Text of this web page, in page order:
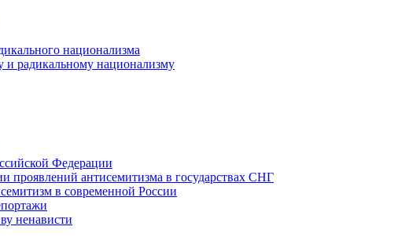
национализма
и радикальному национализму
Федерации
проявлений антисемитизма в государствах СНГ
в современной России
ненависти